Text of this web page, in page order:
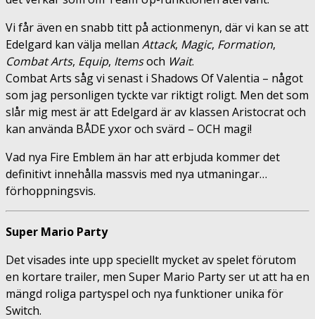
Vi får även en snabb titt på actionmenyn, där vi kan se att
Edelgard kan välja mellan Attack, Magic, Formation,
CombatArts, Equip, Itemsoch Wait.
Combat Arts såg vi senast i Shadows Of Valentia – något
som jag personligen tyckte var riktigt roligt. Men det som
slår mig mest är att Edelgard är av klassen Aristocrat och
kan använda BÅDE yxor och svärd – OCH magi!
Vad nya Fire Emblem än har att erbjuda kommer det
definitivt innehålla massvis med nya utmaningar…
förhoppningsvis.
Super Mario Party
Det visades inte upp speciellt mycket av spelet förutom
en kortare trailer, men Super Mario Party ser ut att ha en
mängd roliga partyspel och nya funktioner unika för
Switch.